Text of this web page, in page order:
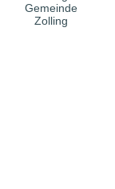
Gemeinde
Zolling